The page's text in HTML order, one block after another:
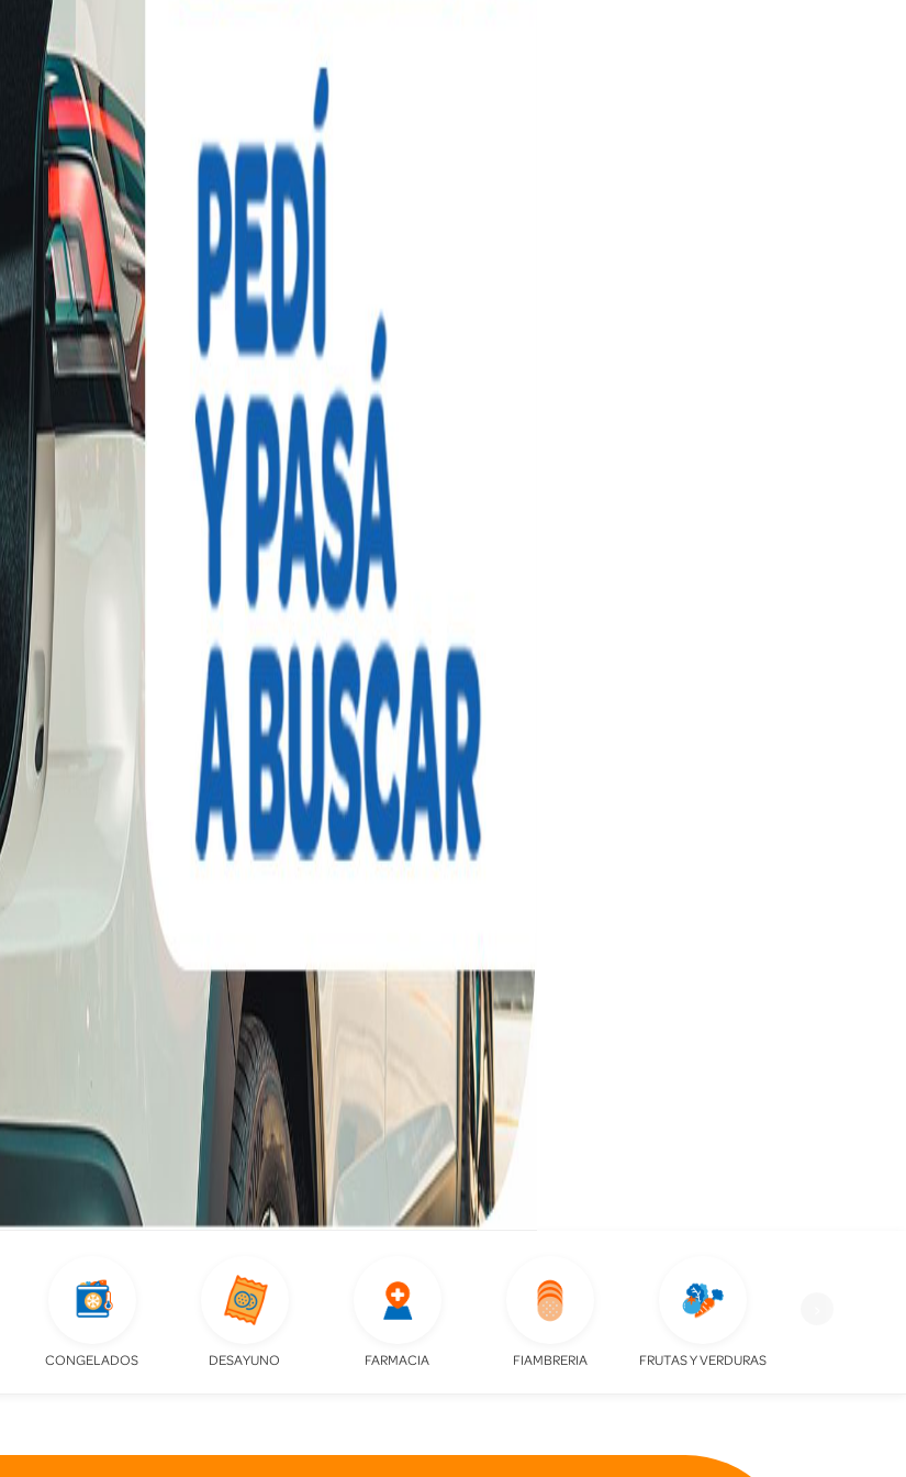
CONGELADOS DESAYUNO FARMACIA FIAMBRERIA FRUTAS Y VERDURAS